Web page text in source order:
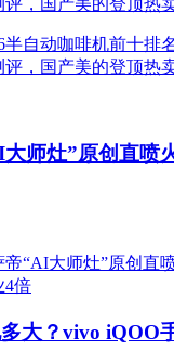
师灶”原创直喷
大？vivo iQOO